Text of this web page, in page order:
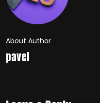
About Author
pavel